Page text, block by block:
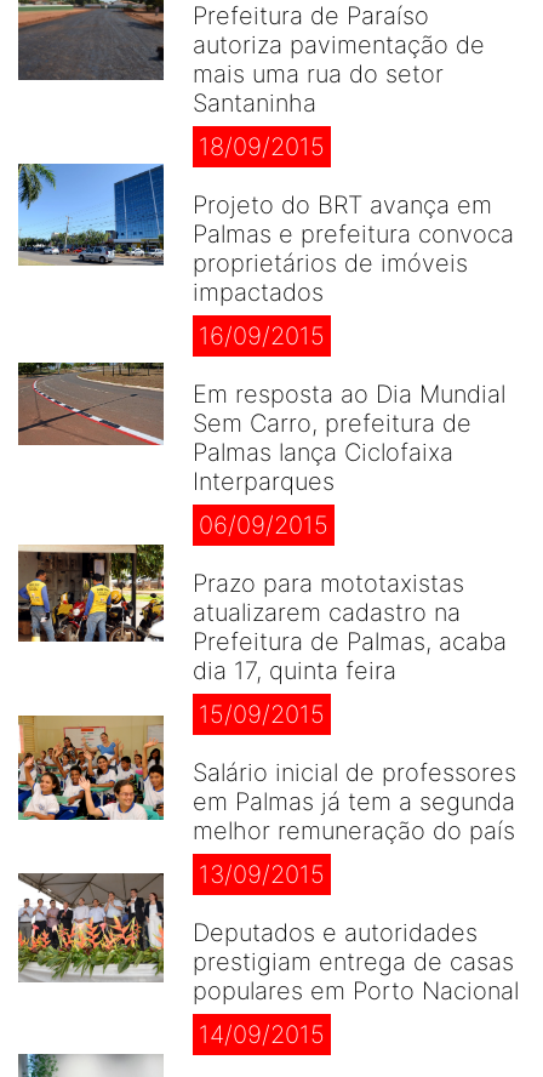
Prefeitura de Paraíso
autoriza pavimentação de
mais uma rua do setor
Santaninha
18/09/2015
Projeto do BRT avança em
Palmas e prefeitura convoca
proprietários de imóveis
impactados
16/09/2015
Em resposta ao Dia Mundial
Sem Carro, prefeitura de
Palmas lança Ciclofaixa
Interparques
06/09/2015
Prazo para mototaxistas
atualizarem cadastro na
Prefeitura de Palmas, acaba
dia 17, quinta feira
15/09/2015
Salário inicial de professores
em Palmas já tem a segunda
melhor remuneração do país
13/09/2015
Deputados e autoridades
prestigiam entrega de casas
populares em Porto Nacional
14/09/2015